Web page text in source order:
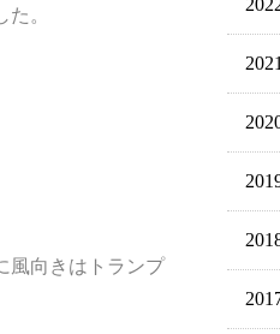
。
風向きはトランプ
2021